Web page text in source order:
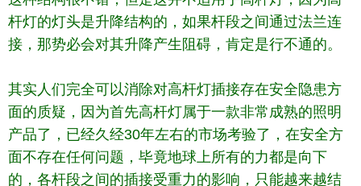
杆灯的灯头是升降结构的，如果杆段之间通过法兰连
接，那势必会对其升降产生阻碍，肯定是行不通的。
其实人们完全可以消除对高杆灯插接存在安全隐患方
面的质疑，因为首先高杆灯属于一款非常成熟的照明
产品了，已经久经30年左右的市场考验了，在安全方
面不存在任何问题，毕竟地球上所有的力都是向下
的，各杆段之间的插接受重力的影响，只能越来越结